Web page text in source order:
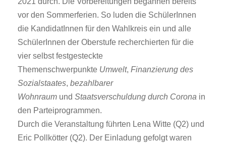
vor den Sommerferien. So luden die SchülerInnen
die KandidatInnen für den Wahlkreis ein und alle
SchülerInnen der Oberstufe recherchierten für die
vier selbst festgesteckte
Themenschwerpunkte Umwelt, Finanzierung des
Sozialstaates, bezahlbarer
Wohnraum und Staatsverschuldung durch Corona in
den Parteiprogrammen.
Durch die Veranstaltung führten Lena Witte (Q2) und
Eric Pollkötter (Q2). Der Einladung gefolgt waren